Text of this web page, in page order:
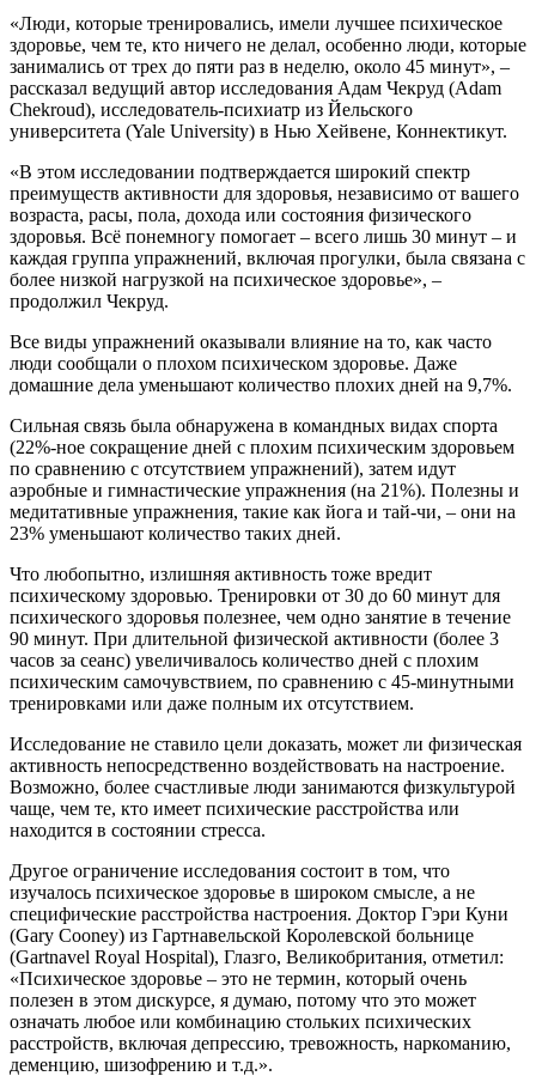
«Люди, которые тренировались, имели лучшее психическое
здоровье, чем те, кто ничего не делал, особенно люди, которые
занимались от трех до пяти раз в неделю, около 45 минут», –
рассказал ведущий автор исследования Адам Чекруд (Adam
Chekroud), исследователь-психиатр из Йельского
университета (Yale University) в Нью Хейвене, Коннектикут.
«В этом исследовании подтверждается широкий спектр
преимуществ активности для здоровья, независимо от вашего
возраста, расы, пола, дохода или состояния физического
здоровья. Всё понемногу помогает – всего лишь 30 минут – и
каждая группа упражнений, включая прогулки, была связана с
более низкой нагрузкой на психическое здоровье», –
продолжил Чекруд.
Все виды упражнений оказывали влияние на то, как часто
люди сообщали о плохом психическом здоровье. Даже
домашние дела уменьшают количество плохих дней на 9,7%.
Сильная связь была обнаружена в командных видах спорта
(22%-ное сокращение дней с плохим психическим здоровьем
по сравнению с отсутствием упражнений), затем идут
аэробные и гимнастические упражнения (на 21%). Полезны и
медитативные упражнения, такие как йога и тай-чи, – они на
23% уменьшают количество таких дней.
Что любопытно, излишняя активность тоже вредит
психическому здоровью. Тренировки от 30 до 60 минут для
психического здоровья полезнее, чем одно занятие в течение
90 минут. При длительной физической активности (более 3
часов за сеанс) увеличивалось количество дней с плохим
психическим самочувствием, по сравнению с 45-минутными
тренировками или даже полным их отсутствием.
Исследование не ставило цели доказать, может ли физическая
активность непосредственно воздействовать на настроение.
Возможно, более счастливые люди занимаются физкультурой
чаще, чем те, кто имеет психические расстройства или
находится в состоянии стресса.
Другое ограничение исследования состоит в том, что
изучалось психическое здоровье в широком смысле, а не
специфические расстройства настроения. Доктор Гэри Куни
(Gary Cooney) из Гартнавельской Королевской больнице
(Gartnavel Royal Hospital), Глазго, Великобритания, отметил:
«Психическое здоровье – это не термин, который очень
полезен в этом дискурсе, я думаю, потому что это может
означать любое или комбинацию стольких психических
расстройств, включая депрессию, тревожность, наркоманию,
деменцию, шизофрению и т.д.».